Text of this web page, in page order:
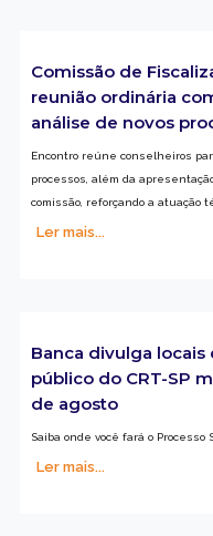
Comissão de
reunião ordinária
análise de novos
Encontro reúne conselheiros
processos, além da
comissão, reforçando a atuação
Ler mais...
Banca divulga
público do CRT-SP
de agosto
Saiba onde você fará o Processo
Ler mais...